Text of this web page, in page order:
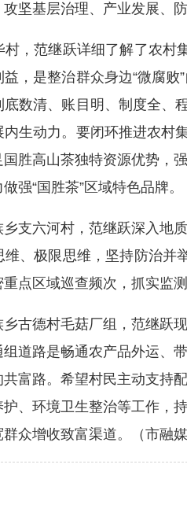
坚基层治理、产业发展、
范继跃详细了解了农村集
，是整治群众身边“微腐
数清、账目明、制度全、
内生动力。要闭环推进农村
国胜高山茶独特资源优势，
强“国胜茶”区域特色品牌。
六河村，范继跃深入地质
、极限思维，坚持防治并
点区域巡查频次，抓实监
德村毛菇厂组，范继跃现
道路是畅通农产品外运、
富路。希望村民主动支持
、环境卫生整治等工作，
众增收致富渠道。（市融